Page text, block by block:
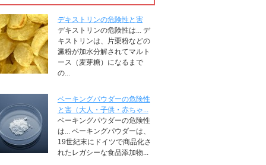
デキストリンの危険性と害
デキストリンの危険性は... デ
キストリンは、片栗粉などの
澱粉が加水分解されてマルト
ース（麦芽糖）になるまで
の...
ベーキングパウダーの危険性
と害（大人・子供・赤ちゃ...
ベーキングパウダーの危険性
は... ベーキングパウダーは、
19世紀末にドイツで商品化さ
れたレガシーな食品添加物...